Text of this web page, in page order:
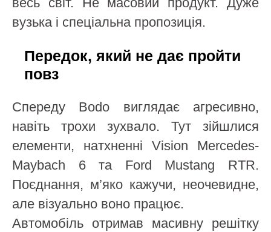
вузька і спеціальна пропозиція.
Передок, який не дає пройти
повз
Спереду Bodo виглядає агресивно,
навіть трохи зухвало. Тут зійшлися
елементи, натхненні Vision Mercedes-
Maybach 6 та Ford Mustang RTR.
Поєднання, м’яко кажучи, неочевидне,
але візуально воно працює.
Автомобіль отримав масивну решітку